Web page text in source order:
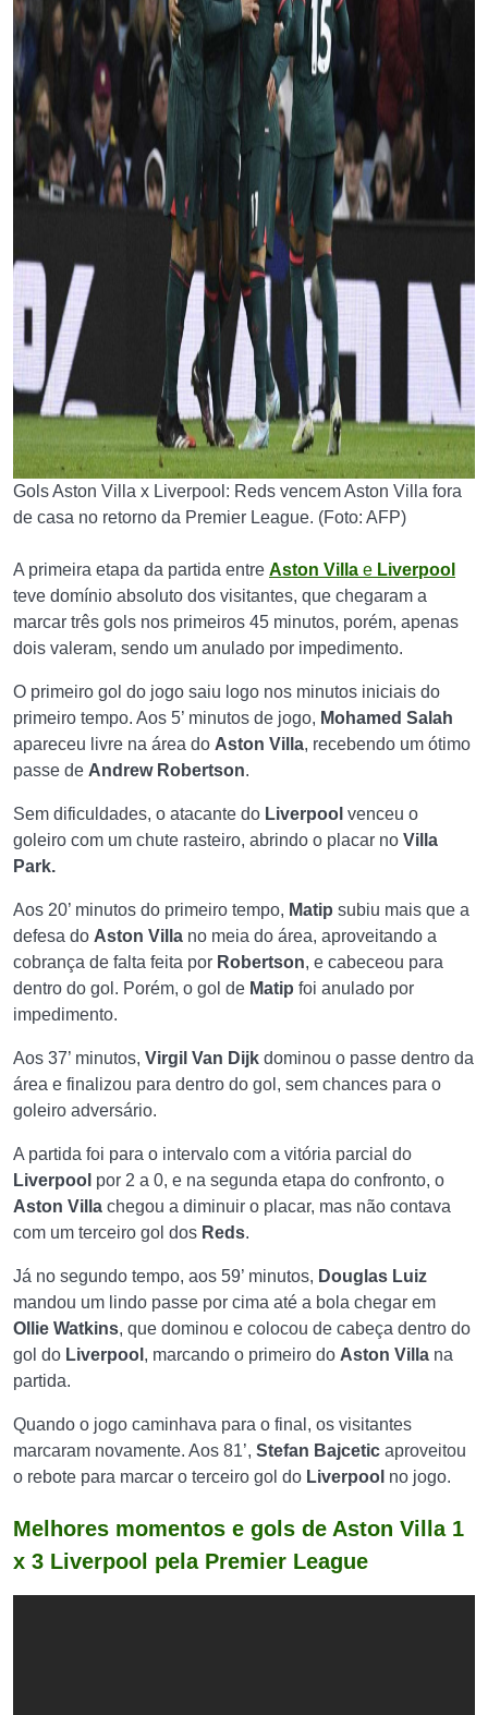
Gols Aston Villa x Liverpool: Reds vencem Aston Villa fora
de casa no retorno da Premier League. (Foto: AFP)
A primeira etapa da partida entre Aston Villa e Liverpool
teve domínio absoluto dos visitantes, que chegaram a
marcar três gols nos primeiros 45 minutos, porém, apenas
dois valeram, sendo um anulado por impedimento.
O primeiro gol do jogo saiu logo nos minutos iniciais do
primeiro tempo. Aos 5’ minutos de jogo, Mohamed Salah
apareceu livre na área do Aston Villa, recebendo um ótimo
passe de Andrew Robertson.
Sem dificuldades, o atacante do Liverpool venceu o
goleiro com um chute rasteiro, abrindo o placar no Villa
Park.
Aos 20’ minutos do primeiro tempo, Matip subiu mais que a
defesa do Aston Villa no meia do área, aproveitando a
cobrança de falta feita por Robertson, e cabeceou para
dentro do gol. Porém, o gol de Matip foi anulado por
impedimento.
Aos 37’ minutos, Virgil Van Dijk dominou o passe dentro da
área e finalizou para dentro do gol, sem chances para o
goleiro adversário.
A partida foi para o intervalo com a vitória parcial do
Liverpool por 2 a 0, e na segunda etapa do confronto, o
Aston Villa chegou a diminuir o placar, mas não contava
com um terceiro gol dos Reds.
Já no segundo tempo, aos 59’ minutos, Douglas Luiz
mandou um lindo passe por cima até a bola chegar em
Ollie Watkins, que dominou e colocou de cabeça dentro do
gol do Liverpool , marcando o primeiro do Aston Villa na
partida.
Quando o jogo caminhava para o final, os visitantes
marcaram novamente. Aos 81’, Stefan Bajcetic aproveitou
o rebote para marcar o terceiro gol do Liverpool no jogo.
Melhores momentos e gols de Aston Villa 1
x 3 Liverpool pela Premier League